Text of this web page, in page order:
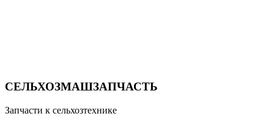
СЕЛЬХОЗМАШЗАПЧАСТЬ
Запчасти к сельхозтехнике